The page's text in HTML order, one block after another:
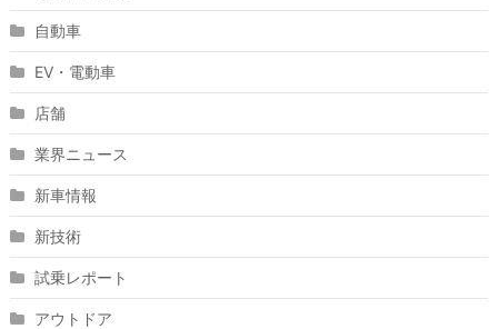
自動車
EV・電動車
店舗
業界ニュース
新車情報
新技術
試乗レポート
アウトドア